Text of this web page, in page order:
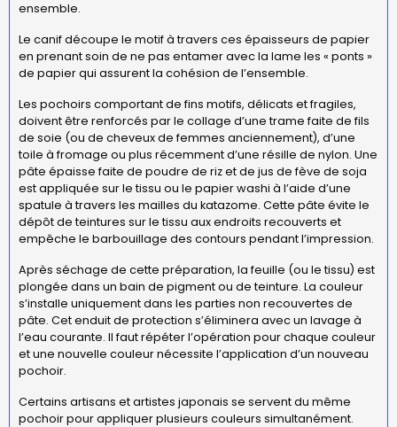
ensemble.
Le canif découpe le motif à travers ces épaisseurs de papier
en prenant soin de ne pas entamer avec la lame les « ponts »
de papier qui assurent la cohésion de l’ensemble.
Les pochoirs comportant de fins motifs, délicats et fragiles,
doivent être renforcés par le collage d’une trame faite de fils
de soie (ou de cheveux de femmes anciennement), d’une
toile à fromage ou plus récemment d’une résille de nylon. Une
pâte épaisse faite de poudre de riz et de jus de fève de soja
est appliquée sur le tissu ou le papier washi à l’aide d’une
spatule à travers les mailles du katazome. Cette pâte évite le
dépôt de teintures sur le tissu aux endroits recouverts et
empêche le barbouillage des contours pendant l’impression.
Après séchage de cette préparation, la feuille (ou le tissu) est
plongée dans un bain de pigment ou de teinture. La couleur
s’installe uniquement dans les parties non recouvertes de
pâte. Cet enduit de protection s’éliminera avec un lavage à
l’eau courante. Il faut répéter l’opération pour chaque couleur
et une nouvelle couleur nécessite l’application d’un nouveau
pochoir.
Certains artisans et artistes japonais se servent du même
pochoir pour appliquer plusieurs couleurs simultanément.